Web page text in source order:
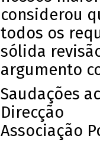
considerou
todos os
sólida
argumento
Saudações
Direcção
Associação